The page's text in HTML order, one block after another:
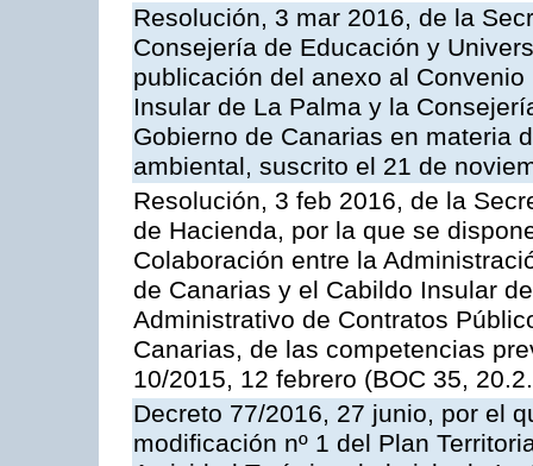
Resolución, 3 mar 2016, de la
Consejería de Educación y
publicación del anexo al
Insular de La Palma y la
Gobierno de Canarias en materia
ambiental, suscrito el 21 de
Resolución, 3 feb 2016, de la
de Hacienda, por la que se
Colaboración entre la
de Canarias y el Cabildo Insular
Administrativo de Contratos
Canarias, de las competencias
10/2015, 12 febrero (BOC 35,
Decreto 77/2016, 27 junio, por el
modificación nº 1 del Plan